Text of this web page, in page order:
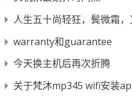
人生五十尚轻狂，鬓微霜，
warranty和guarantee
今天换主机后再次折腾
关于梵沐mp345 wifi安装